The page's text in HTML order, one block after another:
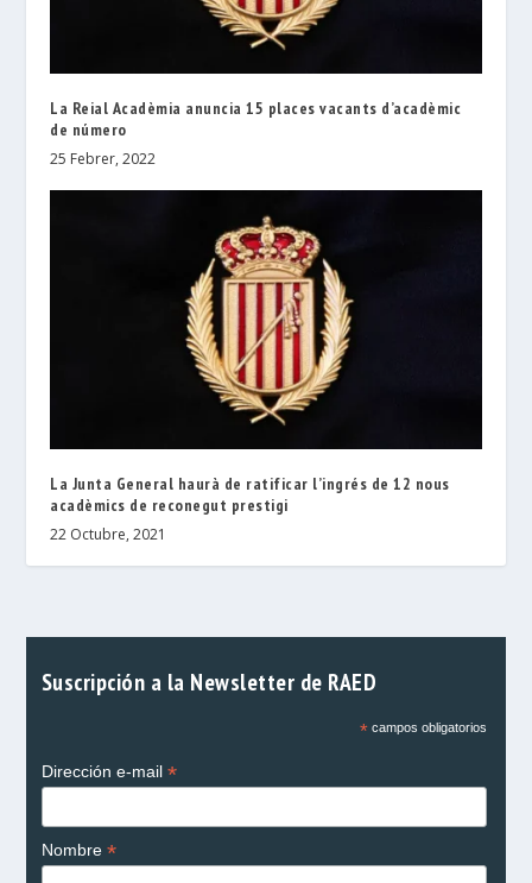
La Reial Acadèmia anuncia 15 places vacants d’acadèmic
de número
25 Febrer, 2022
La Junta General haurà de ratificar l’ingrés de 12 nous
acadèmics de reconegut prestigi
22 Octubre, 2021
Suscripción a la Newsletter de RAED
*campos obligatorios
Dirección e-mail *
Nombre *